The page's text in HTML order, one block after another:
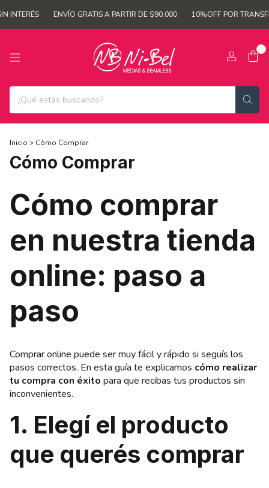
ENVÍO GRATIS A PARTIR DE $90.000 10%OFF POR
Inicio > Cómo Comprar
Cómo Comprar
Cómo comprar
en nuestra tienda
online: paso a
paso
Comprar online puede ser muy fácil y rápido si seguís los
pasos correctos. En esta guía te explicamos cómo realizar
tu compra con éxito para que recibas tus productos sin
inconvenientes.
1. Elegí el producto
que querés comprar